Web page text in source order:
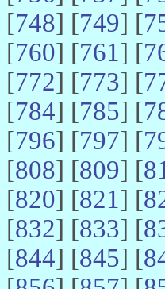
[748] [749] [
[760] [761] [
[772] [773] [
[784] [785] [
[796] [797] [
[808] [809] [
[820] [821] [
[832] [833] [
[844] [845] [